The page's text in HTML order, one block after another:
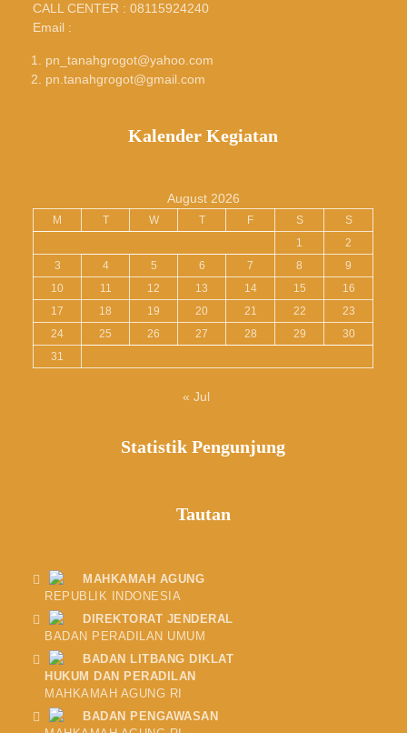
CALL CENTER : 08115924240
Email :
pn_tanahgrogot@yahoo.com
pn.tanahgrogot@gmail.com
Kalender Kegiatan
August 2026
M T W T F S
S
1
2
3
4 5 6 7 8
9
10
11 12 13 14 15
16
17
18 19 20 21 22
23
24
25 26 27 28 29
30
31
« Jul
Statistik Pengunjung
Tautan
MAHKAMAH AGUNG
REPUBLIK INDONESIA
DIREKTORAT JENDERAL
BADAN PERADILAN UMUM
BADAN LITBANG DIKLAT
HUKUM DAN PERADILAN
MAHKAMAH AGUNG RI
BADAN PENGAWASAN